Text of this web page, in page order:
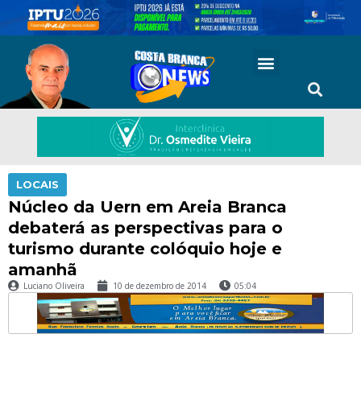
LOCAIS
Núcleo da Uern em Areia Branca
debaterá as perspectivas para o
turismo durante colóquio hoje e
amanhã
Luciano Oliveira 10 de dezembro de 2014 05:04